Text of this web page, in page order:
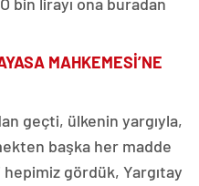
MAHKEMESİ’NE
geçti, ülkenin yargıyla,
başka her madde
gördük, Yargıtay